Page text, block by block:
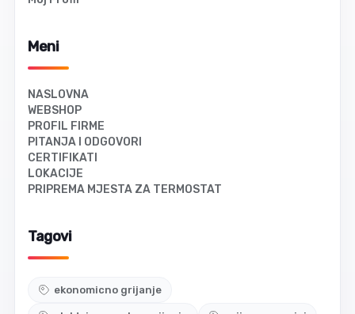
Meni
NASLOVNA
WEBSHOP
PROFIL FIRME
PITANJA I ODGOVORI
CERTIFIKATI
LOKACIJE
PRIPREMA MJESTA ZA TERMOSTAT
Tagovi
ekonomicno grijanje